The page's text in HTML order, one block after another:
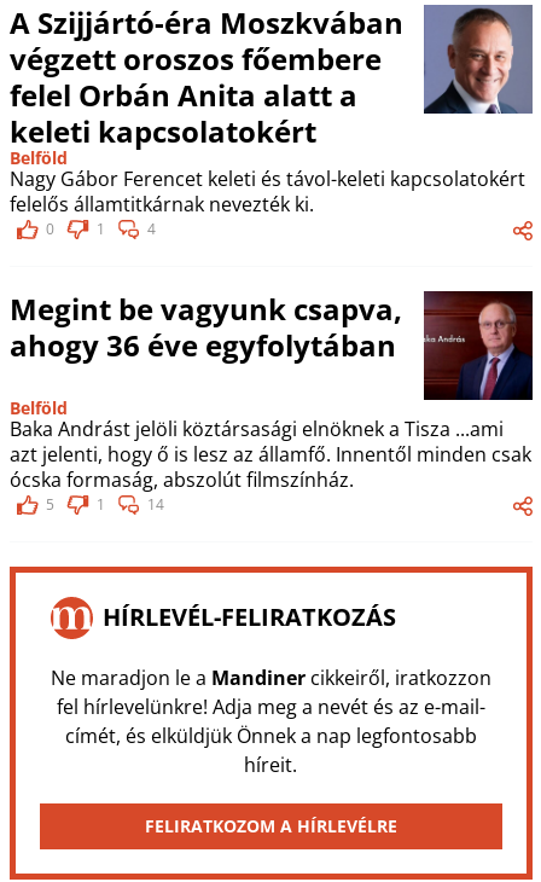
A Szijjártó-éra Moszkvában
végzett oroszos főembere
felel Orbán Anita alatt a
keleti kapcsolatokért
Belföld
Nagy Gábor Ferencet keleti és távol-keleti kapcsolatokért
felelős államtitkárnak nevezték ki.
0 1 4
Megint be vagyunk csapva,
ahogy 36 éve egyfolytában
Belföld
Baka Andrást jelöli köztársasági elnöknek a Tisza ...ami
azt jelenti, hogy ő is lesz az államfő. Innentől minden csak
ócska formaság, abszolút filmszínház.
5 1 14
HÍRLEVÉL-FELIRATKOZÁS
Ne maradjon le a Mandinercikkeiről, iratkozzon
fel hírlevelünkre! Adja meg a nevét és az e-mail-
címét, és elküldjük Önnek a nap legfontosabb
híreit.
FELIRATKOZOM A HÍRLEVÉLRE